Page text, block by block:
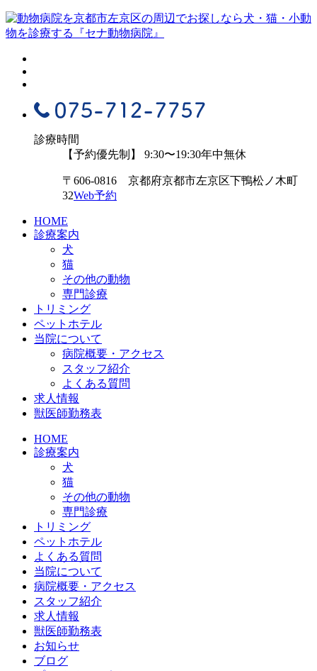
診療時間
【予約優先制】 9:30〜19:30年中無休
〒606-0816 京都府京都市左京区下鴨松ノ木町
32Web予約
HOME
診療案内
犬
猫
その他の動物
専門診療
トリミング
ペットホテル
当院について
病院概要・アクセス
スタッフ紹介
よくある質問
求人情報
獣医師勤務表
HOME
診療案内
犬
猫
その他の動物
専門診療
トリミング
ペットホテル
よくある質問
当院について
病院概要・アクセス
スタッフ紹介
求人情報
獣医師勤務表
お知らせ
ブログ